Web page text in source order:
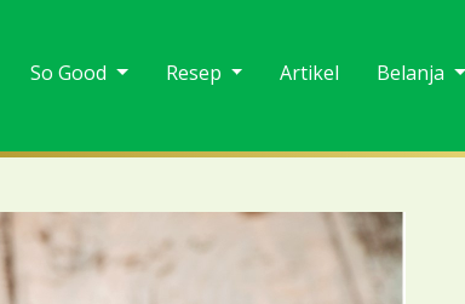
So Good Resep Artikel Belanja